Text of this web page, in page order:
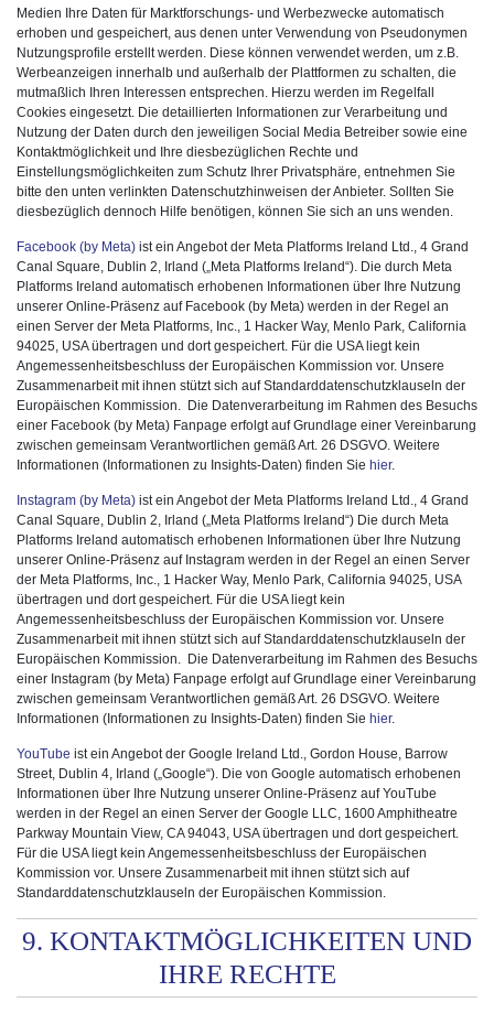
Medien Ihre Daten für Marktforschungs- und Werbezwecke automatisch
erhoben und gespeichert, aus denen unter Verwendung von Pseudonymen
Nutzungsprofile erstellt werden. Diese können verwendet werden, um z.B.
Werbeanzeigen innerhalb und außerhalb der Plattformen zu schalten, die
mutmaßlich Ihren Interessen entsprechen. Hierzu werden im Regelfall
Cookies eingesetzt. Die detaillierten Informationen zur Verarbeitung und
Nutzung der Daten durch den jeweiligen Social Media Betreiber sowie eine
Kontaktmöglichkeit und Ihre diesbezüglichen Rechte und
Einstellungsmöglichkeiten zum Schutz Ihrer Privatsphäre, entnehmen Sie
bitte den unten verlinkten Datenschutzhinweisen der Anbieter. Sollten Sie
diesbezüglich dennoch Hilfe benötigen, können Sie sich an uns wenden.
Facebook (by Meta) ist ein Angebot der Meta Platforms Ireland Ltd., 4 Grand
Canal Square, Dublin 2, Irland („Meta Platforms Ireland“). Die durch Meta
Platforms Ireland automatisch erhobenen Informationen über Ihre Nutzung
unserer Online-Präsenz auf Facebook (by Meta) werden in der Regel an
einen Server der Meta Platforms, Inc., 1 Hacker Way, Menlo Park, California
94025, USA übertragen und dort gespeichert. Für die USA liegt kein
Angemessenheitsbeschluss der Europäischen Kommission vor. Unsere
Zusammenarbeit mit ihnen stützt sich auf Standarddatenschutzklauseln der
Europäischen Kommission. Die Datenverarbeitung im Rahmen des Besuchs
einer Facebook (by Meta) Fanpage erfolgt auf Grundlage einer Vereinbarung
zwischen gemeinsam Verantwortlichen gemäß Art. 26 DSGVO. Weitere
Informationen (Informationen zu Insights-Daten) finden Sie hier.
Instagram (by Meta) ist ein Angebot der Meta Platforms Ireland Ltd., 4 Grand
Canal Square, Dublin 2, Irland („Meta Platforms Ireland“) Die durch Meta
Platforms Ireland automatisch erhobenen Informationen über Ihre Nutzung
unserer Online-Präsenz auf Instagram werden in der Regel an einen Server
der Meta Platforms, Inc., 1 Hacker Way, Menlo Park, California 94025, USA
übertragen und dort gespeichert. Für die USA liegt kein
Angemessenheitsbeschluss der Europäischen Kommission vor. Unsere
Zusammenarbeit mit ihnen stützt sich auf Standarddatenschutzklauseln der
Europäischen Kommission. Die Datenverarbeitung im Rahmen des Besuchs
einer Instagram (by Meta) Fanpage erfolgt auf Grundlage einer Vereinbarung
zwischen gemeinsam Verantwortlichen gemäß Art. 26 DSGVO. Weitere
Informationen (Informationen zu Insights-Daten) finden Sie hier.
YouTube ist ein Angebot der Google Ireland Ltd., Gordon House, Barrow
Street, Dublin 4, Irland („Google“). Die von Google automatisch erhobenen
Informationen über Ihre Nutzung unserer Online-Präsenz auf YouTube
werden in der Regel an einen Server der Google LLC, 1600 Amphitheatre
Parkway Mountain View, CA 94043, USA übertragen und dort gespeichert.
Für die USA liegt kein Angemessenheitsbeschluss der Europäischen
Kommission vor. Unsere Zusammenarbeit mit ihnen stützt sich auf
Standarddatenschutzklauseln der Europäischen Kommission.
9. KONTAKTMÖGLICHKEITEN UND
IHRE RECHTE